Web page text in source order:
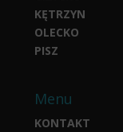
KĘTRZYN
OLECKO
PISZ
Menu
KONTAKT